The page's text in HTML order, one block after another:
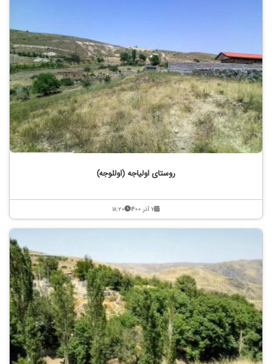
روستای اولیاجه (اوللوجه)
۷ آذر ۱۴۰۰ ۱۸:۲۰